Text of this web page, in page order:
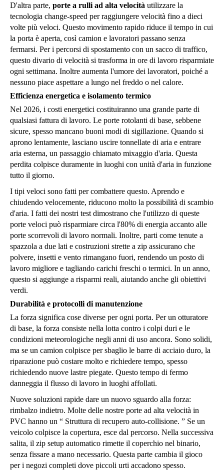
D'altra parte, porte a rulli ad alta velocità utilizzare la
tecnologia change-speed per raggiungere velocità fino a dieci
volte più veloci. Questo movimento rapido riduce il tempo in cui
la porta è aperta, così camion e lavoratori passano senza
fermarsi. Per i percorsi di spostamento con un sacco di traffico,
questo divario di velocità si trasforma in ore di lavoro risparmiate
ogni settimana. Inoltre aumenta l'umore dei lavoratori, poiché a
nessuno piace aspettare a lungo nel freddo o nel calore.
Efficienza energetica e isolamento termico
Nel 2026, i costi energetici costituiranno una grande parte di
qualsiasi fattura di lavoro. Le porte rotolanti di base, sebbene
sicure, spesso mancano buoni modi di sigillazione. Quando si
aprono lentamente, lasciano uscire tonnellate di aria e entrare
aria esterna, un passaggio chiamato mixaggio d'aria. Questa
perdita colpisce duramente in luoghi con unità d'aria in funzione
tutto il giorno.
I tipi veloci sono fatti per combattere questo. Aprendo e
chiudendo velocemente, riducono molto la possibilità di scambio
d'aria. I fatti dei nostri test dimostrano che l'utilizzo di queste
porte veloci può risparmiare circa l'80% di energia accanto alle
porte scorrevoli di lavoro normali. Inoltre, parti come tenute a
spazzola a due lati e costruzioni strette a zip assicurano che
polvere, insetti e vento rimangano fuori, rendendo un posto di
lavoro migliore e tagliando carichi freschi o termici. In un anno,
questo si aggiunge a risparmi reali, aiutando anche gli obiettivi
verdi.
Durabilità e protocolli di manutenzione
La forza significa cose diverse per ogni porta. Per un otturatore
di base, la forza consiste nella lotta contro i colpi duri e le
condizioni meteorologiche negli anni di uso ancora. Sono solidi,
ma se un camion colpisce per sbaglio le barre di acciaio duro, la
riparazione può costare molto e richiedere tempo, spesso
richiedendo nuove lastre piegate. Questo tempo di fermo
danneggia il flusso di lavoro in luoghi affollati.
Nuove soluzioni rapide dare un nuovo sguardo alla forza:
rimbalzo indietro. Molte delle nostre porte ad alta velocità in
PVC hanno un “ Struttura di recupero auto-collisione. ” Se un
veicolo colpisce la copertura, esce dal percorso. Nella successiva
salita, il zip setup automatico rimette il coperchio nel binario,
senza fissare a mano necessario. Questa parte cambia il gioco
per i negozi completi dove piccoli urti accadono spesso.